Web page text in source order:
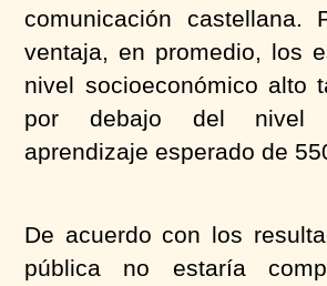
comunicación castellana.
ventaja, en promedio, los
nivel socioeconómico alto
por debajo del nivel
aprendizaje esperado de
De acuerdo con los
pública no estaría